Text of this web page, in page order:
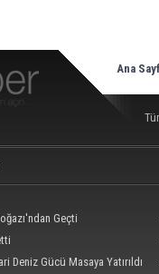
Ana
Geçti
Deniz Gücü Masaya Yatırıldı